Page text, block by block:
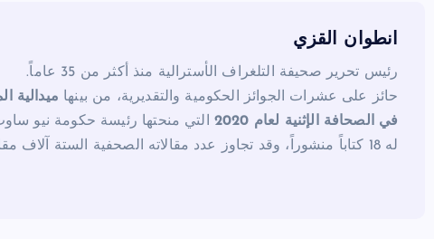
k
انطوان القزي
رئيس تحرير صحيفة التلغراف الأسترالية منذ أكثر من 35 عاماً.
حائز على عشرات الجوائز الحكومية والتقديرية، من بينها ميدالية
في الصحافة الإثنية لعام 2020
التي منحتها رئيسة حكومة نيو
له 18 كتاباً منشوراً، وقد تجاوز عدد مقالاته الصحفية الستة آلاف مقال.